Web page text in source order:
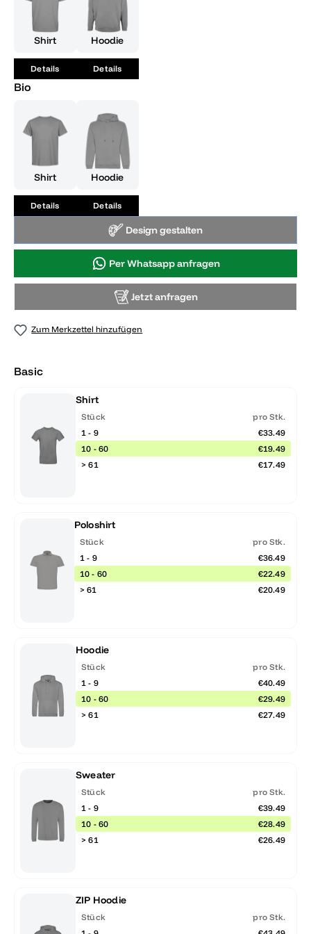
die Fähigkeit, jede Herausforderung zu meistern. Hol dir
jetzt dieses ikonische T-Shirt und mach es zu einem festen
Bestandteil deiner Erinnerungen an eine unvergessliche
Shirt
Details
Hoodie
Details
Bio
Shirt
Details
Hoodie
Details
Design gestalten
Per Whatsapp anfragen
Jetzt anfragen
Zum Merkzettel hinzufügen
Basic
Shirt
Stück
pro Stk.
1 - 9
€33.49
10 - 60
€19.49
> 61
€17.49
Poloshirt
Stück
pro Stk.
1 - 9
€36.49
10 - 60
€22.49
> 61
€20.49
Hoodie
Stück
pro Stk.
1 - 9
€40.49
10 - 60
€29.49
> 61
€27.49
Sweater
Stück
pro Stk.
1 - 9
€39.49
10 - 60
€28.49
> 61
€26.49
ZIP Hoodie
Stück
pro Stk.